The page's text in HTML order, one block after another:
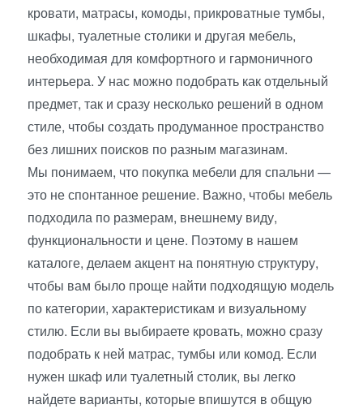
кровати, матрасы, комоды, прикроватные тумбы,
шкафы, туалетные столики и другая мебель,
необходимая для комфортного и гармоничного
интерьера. У нас можно подобрать как отдельный
предмет, так и сразу несколько решений в одном
стиле, чтобы создать продуманное пространство
без лишних поисков по разным магазинам.
Мы понимаем, что покупка мебели для спальни —
это не спонтанное решение. Важно, чтобы мебель
подходила по размерам, внешнему виду,
функциональности и цене. Поэтому в нашем
каталоге, делаем акцент на понятную структуру,
чтобы вам было проще найти подходящую модель
по категории, характеристикам и визуальному
стилю. Если вы выбираете кровать, можно сразу
подобрать к ней матрас, тумбы или комод. Если
нужен шкаф или туалетный столик, вы легко
найдете варианты, которые впишутся в общую